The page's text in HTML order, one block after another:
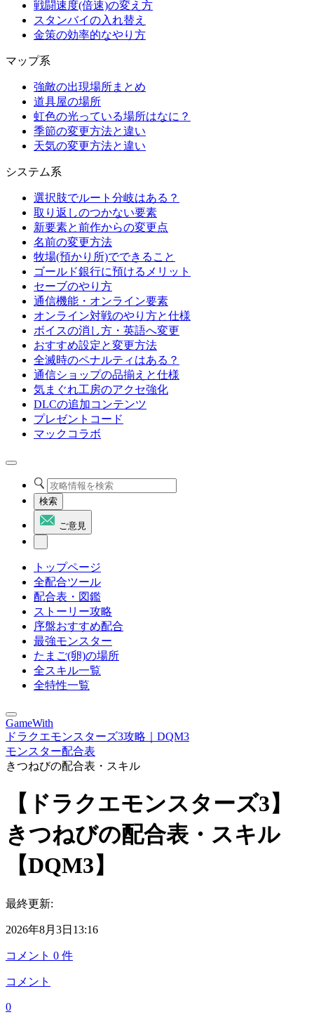
戦闘速度(倍速)の変え方
スタンバイの入れ替え
金策の効率的なやり方
マップ系
強敵の出現場所まとめ
道具屋の場所
虹色の光っている場所はなに？
季節の変更方法と違い
天気の変更方法と違い
システム系
選択肢でルート分岐はある？
取り返しのつかない要素
新要素と前作からの変更点
名前の変更方法
牧場(預かり所)でできること
ゴールド銀行に預けるメリット
セーブのやり方
通信機能・オンライン要素
オンライン対戦のやり方と仕様
ボイスの消し方・英語へ変更
おすすめ設定と変更方法
全滅時のペナルティはある？
通信ショップの品揃えと仕様
気まぐれ工房のアクセ強化
DLCの追加コンテンツ
プレゼントコード
マックコラボ
検索
ご意見
トップページ
全配合ツール
配合表・図鑑
ストーリー攻略
序盤おすすめ配合
最強モンスター
たまご(卵)の場所
全スキル一覧
全特性一覧
GameWith
ドラクエモンスターズ3攻略｜DQM3
モンスター配合表
きつねびの配合表・スキル
【ドラクエモンスターズ3】
きつねびの配合表・スキル
【DQM3】
最終更新:
2026年8月3日13:16
コメント 0 件
コメント
0